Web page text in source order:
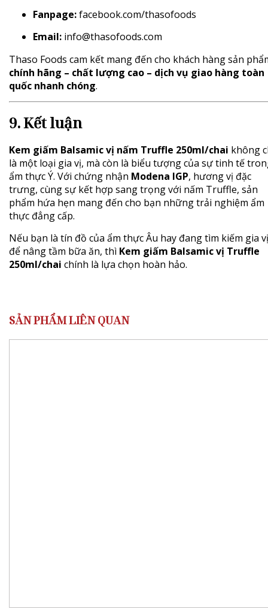
Fanpage:facebook.com/thasofoods
Email: info@thasofoods.com
Thaso Foods cam kết mang đến cho khách hàng sản
chính hãng – chất lượng cao – dịch vụ giao hàng toàn
quốc nhanh chóng.
9. Kết luận
Kem giấm Balsamic vị nấm Truffle 250ml/chai không
là một loại gia vị, mà còn là biểu tượng của sự tinh tế
ẩm thực Ý. Với chứng nhận Modena IGP, hương vị đặc
trưng, cùng sự kết hợp sang trọng với nấm Truffle, sản
phẩm hứa hẹn mang đến cho bạn những trải nghiệm ẩm
thực đẳng cấp.
Nếu bạn là tín đồ của ẩm thực Âu hay đang tìm kiếm gia vị
để nâng tầm bữa ăn, thì Kem giấm Balsamic vị Truffle
250ml/chai chính là lựa chọn hoàn hảo.
SẢN PHẨM LIÊN QUAN